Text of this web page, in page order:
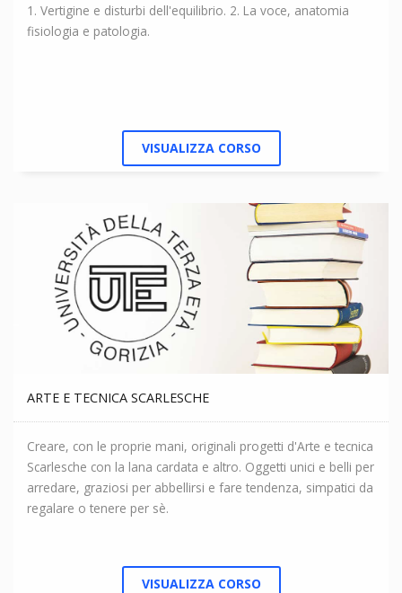
1. Vertigine e disturbi dell'equilibrio. 2. La voce, anatomia
fisiologia e patologia.
VISUALIZZA CORSO
ARTE E TECNICA SCARLESCHE
Creare, con le proprie mani, originali progetti d'Arte e tecnica
Scarlesche con la lana cardata e altro. Oggetti unici e belli per
arredare, graziosi per abbellirsi e fare tendenza, simpatici da
regalare o tenere per sè.
VISUALIZZA CORSO